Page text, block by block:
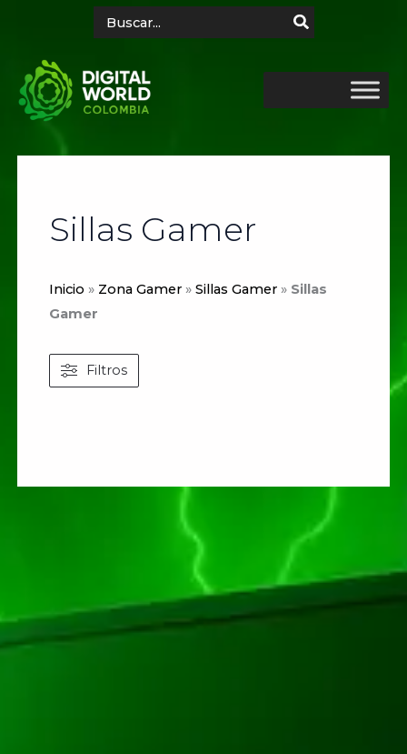
contenido
for:
Sillas Gamer
Inicio » Zona Gamer »Sillas Gamer » Sillas
Gamer
Filtros